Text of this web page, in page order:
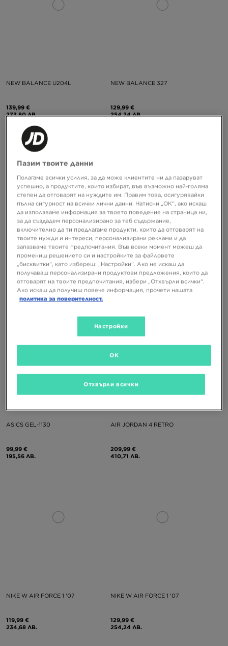
NEW BALANCE U204L
139,99 €
273,80 ЛВ.
NEW BALANCE 327
129,99 €
254,24 ЛВ.
NEW BALANCE U740
129,99 €
254,24 ЛВ.
NIKE SHOX TL
169,99 €
332,47 ЛВ.
ASICS GEL-1130
99,99 €
195,56 ЛВ.
AIR JORDAN 4 RETRO
209,99 €
410,71 ЛВ.
NIKE W AIR FORCE 1 '07
119,99 €
234,68 ЛВ.
NIKE W AIR FORCE 1 '07
129,99 €
254,24 ЛВ.
Пазим твоите данни
Полагаме всички усилия, за да може клиентите ни да пазаруват
успешно, а продуктите, които избират, във възможно най-голяма
степен да отговарят на нуждите им. Правим това, осигурявайки
пълна сигурност на всички лични данни. Натисни „ОК“, ако искаш
да използваме информация за твоето поведение на страница ни,
за да създадем персонализирано за теб съдържание,
включително да ти предлагаме продукти, които да отговарят на
твоите нужди и интереси, персонализирани реклами и да
запазваме твоите предпочитания. Във всеки момент можеш да
промениш решението си и настройките за файловете
„бисквитки“, като избереш: „Настройки“. Ако не искаш да
получаваш персонализирани продуктови предложения, които да
отговарят на твоите предпочитания, избери „Отхвърли всички“.
Ако искаш да получиш повече информация, прочети нашата
политика за поверителност.
Настройки
Отхвърли всички
OK